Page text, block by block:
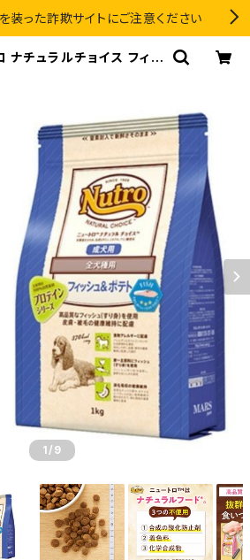
を装った詐欺サイトにご注意ください
ナチュラルチョイス フィッ
1 /9